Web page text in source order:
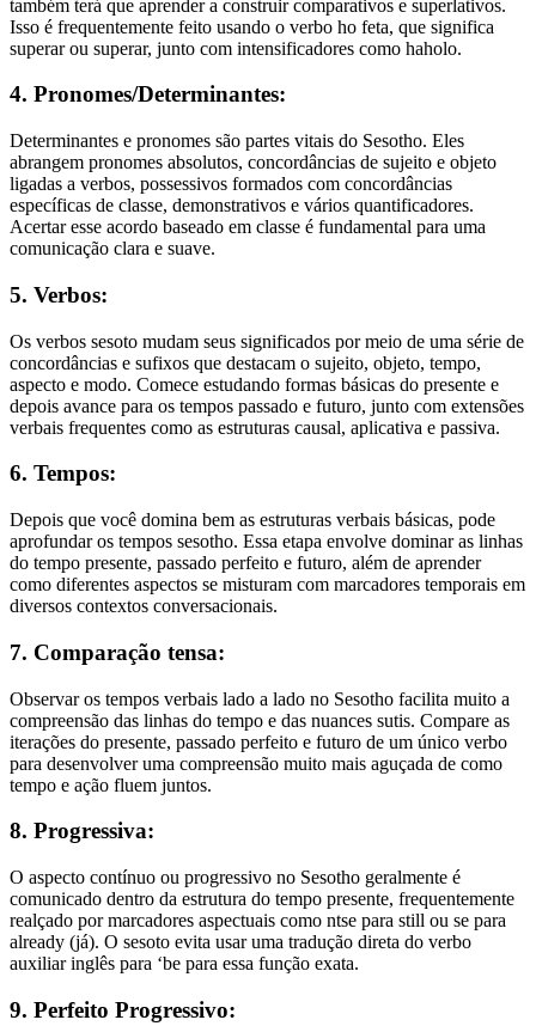
também terá que aprender a construir comparativos e superlativos.
Isso é frequentemente feito usando o verbo ho feta, que significa
superar ou superar, junto com intensificadores como haholo.
4. Pronomes/Determinantes:
Determinantes e pronomes são partes vitais do Sesotho. Eles
abrangem pronomes absolutos, concordâncias de sujeito e objeto
ligadas a verbos, possessivos formados com concordâncias
específicas de classe, demonstrativos e vários quantificadores.
Acertar esse acordo baseado em classe é fundamental para uma
comunicação clara e suave.
5. Verbos:
Os verbos sesoto mudam seus significados por meio de uma série de
concordâncias e sufixos que destacam o sujeito, objeto, tempo,
aspecto e modo. Comece estudando formas básicas do presente e
depois avance para os tempos passado e futuro, junto com extensões
verbais frequentes como as estruturas causal, aplicativa e passiva.
6. Tempos:
Depois que você domina bem as estruturas verbais básicas, pode
aprofundar os tempos sesotho. Essa etapa envolve dominar as linhas
do tempo presente, passado perfeito e futuro, além de aprender
como diferentes aspectos se misturam com marcadores temporais em
diversos contextos conversacionais.
7. Comparação tensa:
Observar os tempos verbais lado a lado no Sesotho facilita muito a
compreensão das linhas do tempo e das nuances sutis. Compare as
iterações do presente, passado perfeito e futuro de um único verbo
para desenvolver uma compreensão muito mais aguçada de como
tempo e ação fluem juntos.
8. Progressiva:
O aspecto contínuo ou progressivo no Sesotho geralmente é
comunicado dentro da estrutura do tempo presente, frequentemente
realçado por marcadores aspectuais como ntse para still ou se para
already (já). O sesoto evita usar uma tradução direta do verbo
auxiliar inglês para ‘be para essa função exata.
9. Perfeito Progressivo: